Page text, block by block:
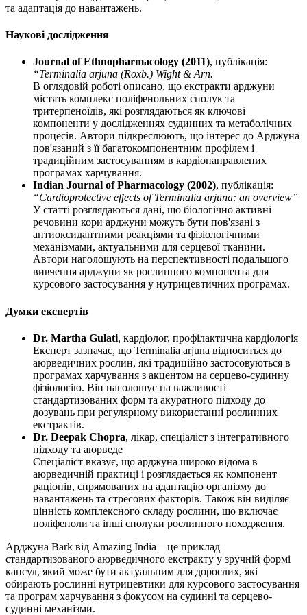
та адаптація до навантажень.
Наукові дослідження
Journal of Ethnopharmacology (2011), публікація:
“Terminalia arjuna (Roxb.) Wight & Arn.
В оглядовій роботі описано, що екстракти арджуни
містять комплекс поліфенольних сполук та
тритерпеноїдів, які розглядаються як ключові
компоненти у дослідженнях судинних та метаболічних
процесів. Автори підкреслюють, що інтерес до Арджуна
пов'язаний з її багатокомпонентним профілем і
традиційним застосуванням в кардіонаправлених
програмах харчування.
Indian Journal of Pharmacology (2002), публікація:
“Cardioprotective effects of Terminalia arjuna: an overview”
У статті розглядаються дані, що біологічно активні
речовини кори арджуни можуть бути пов'язані з
антиоксидантними реакціями та фізіологічними
механізмами, актуальними для серцевої тканини.
Автори наголошують на перспективності подальшого
вивчення арджуни як рослинного компонента для
курсового застосування у нутрицевтичних програмах.
Думки експертів
Dr. Martha Gulati, кардіолог, профілактична кардіологія
Експерт зазначає, що Terminalia arjuna відноситься до
аюрведичних рослин, які традиційно застосовуються в
програмах харчування з акцентом на серцево-судинну
фізіологію. Він наголошує на важливості
стандартизованих форм та акуратного підходу до
дозувань при регулярному використанні рослинних
екстрактів.
Dr. Deepak Chopra, лікар, спеціаліст з інтегративного
підходу та аюрведе
Спеціаліст вказує, що арджуна широко відома в
аюрведичній практиці і розглядається як компонент
раціонів, спрямованих на адаптацію організму до
навантажень та стресових факторів. Також він виділяє
цінність комплексного складу рослини, що включає
поліфеноли та інші сполуки рослинного походження.
Арджуна Bark від Amazing India – це приклад
стандартизованого аюрведичного екстракту у зручній формі
капсул, який може бути актуальним для дорослих, які
обирають рослинні нутрицевтики для курсового застосування
та програм харчування з фокусом на судинні та серцево-
судинні механізми.